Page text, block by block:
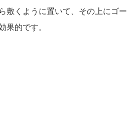
敷くように置いて、その上にゴー
果的です。